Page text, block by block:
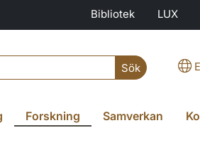
Bibliotek LUX
Sök
Forskning Samverkan